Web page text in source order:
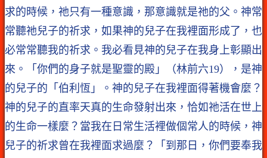
求的時候，祂只有一種意識，那意識就是祂的父。神常
常聽祂兒子的祈求，如果神的兒子在我裡面形成了，也
必常常聽我的祈求。我必看見神的兒子在我身上彰顯出
來。「你們的身子就是聖靈的殿」（林前六19），是神
的兒子的「伯利恆」。神的兒子在我裡面得著機會麼？
神的兒子的直率天真的生命發射出來，恰如祂活在世上
的生命一樣麼？當我在日常生活裡做個常人的時候，神
兒子的祈求曾在我裡面求過麼？「到那日，你們要奉我